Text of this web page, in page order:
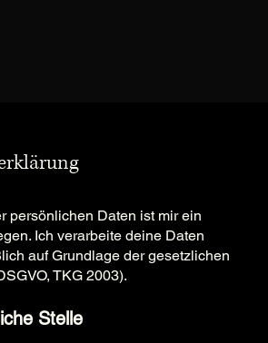
persönlichen Daten ist mir ein
Ich verarbeite deine Daten
auf Grundlage der gesetzlichen
TKG 2003).
Stelle